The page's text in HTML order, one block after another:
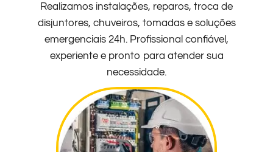
Realizamos instalações, reparos, troca de
disjuntores, chuveiros, tomadas e soluções
emergenciais 24h. Profissional confiável,
experiente e pronto para atender sua
necessidade.